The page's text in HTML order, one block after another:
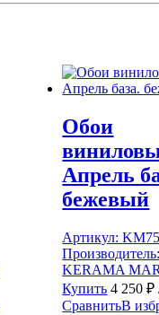
Обои
Апрель
бежевый
Артикул:
Производитель:
KERAMA
Купить 4 250₽
СравнитьВ